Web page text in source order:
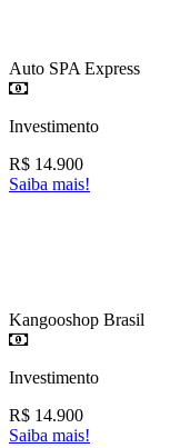
Auto SPA Express
Investimento
R$ 14.900
Saiba mais!
Kangooshop Brasil
Investimento
R$ 14.900
Saiba mais!